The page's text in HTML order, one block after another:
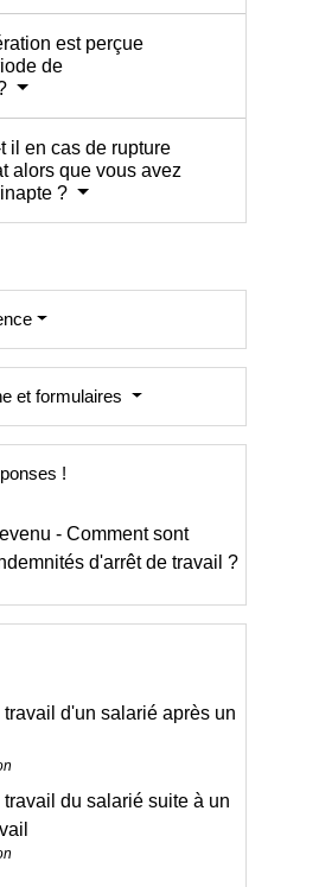
est perçue
de
il en cas de rupture
alors que vous avez
?
et formulaires
!
- Comment sont
d'arrêt de travail ?
travail d'un salarié après un
travail du salarié suite à un